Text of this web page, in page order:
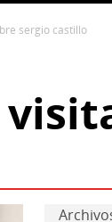
sergio castillo